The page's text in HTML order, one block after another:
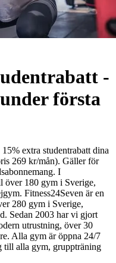
-
första
extra studentrabatt dina
269 kr/mån). Gäller för
I
över 180 gym i Sverige,
Fitness24Seven är en
280 gym i Sverige,
Sedan 2003 har vi gjort
utrustning, över 30
Alla gym är öppna 24/7
till alla gym, gruppträning